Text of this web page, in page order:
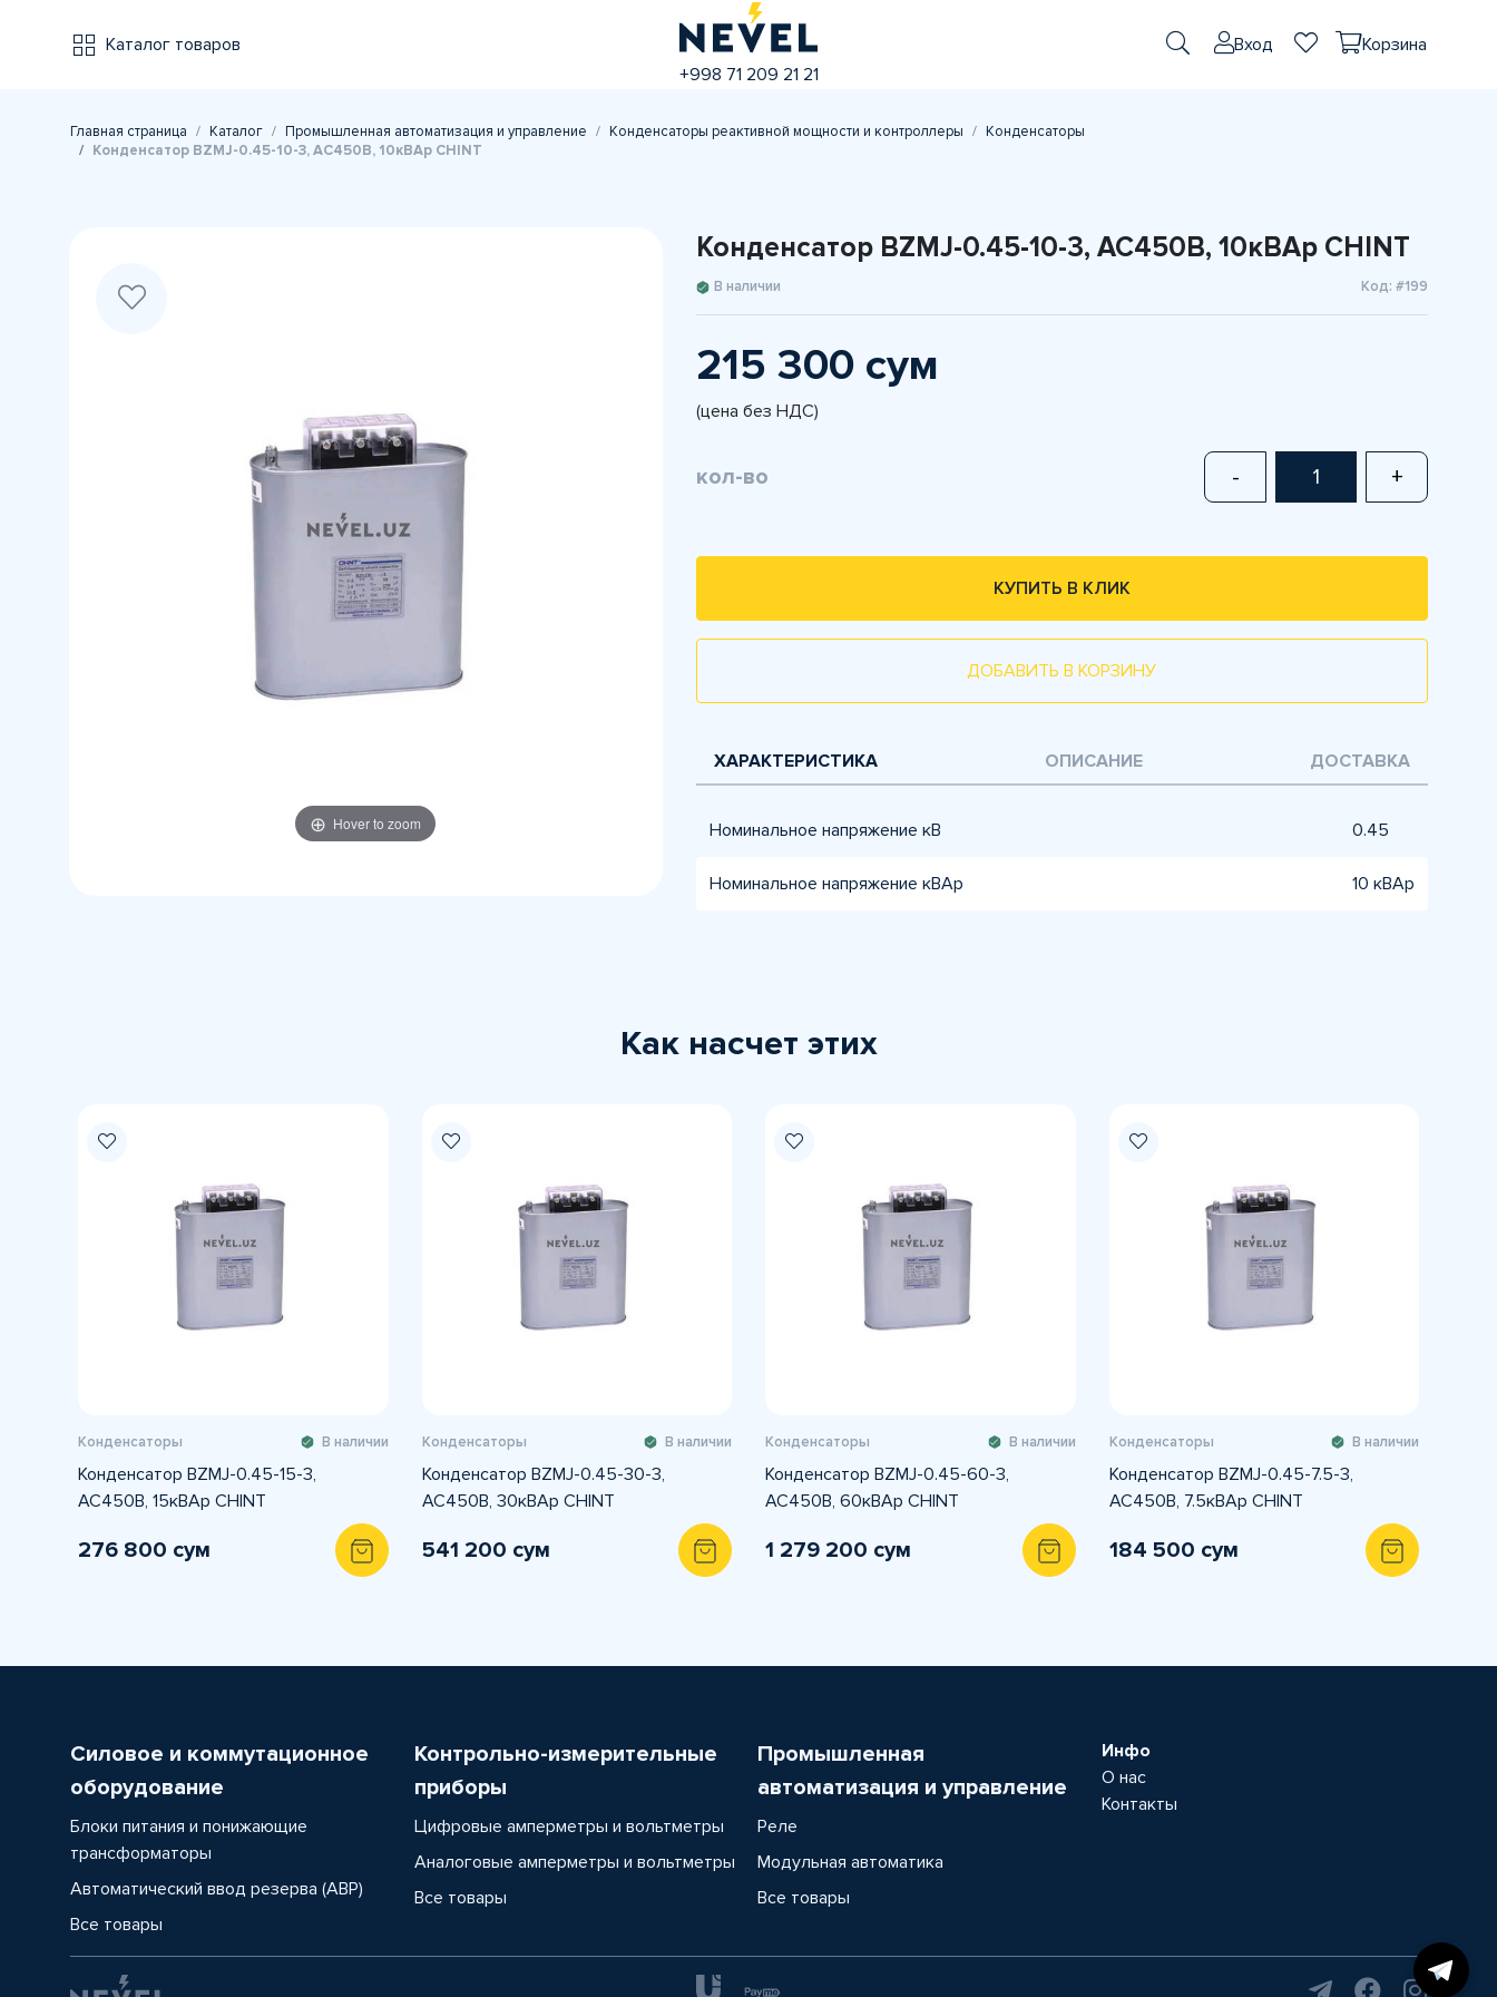
Каталог товаров
+998 71 209 21 21
Вход Корзина
Главная страница Каталог Промышленная автоматизация и управление Конденсаторы реактивной мощности и контроллеры
Конденсаторы
Конденсатор BZMJ-0.45-10-3, АС450В, 10кВАр CHINT
Hover to zoom
Конденсатор BZMJ-0.45-10-3, АС450В, 10кВАр CHINT
В наличии Код: #199
215 300 сум
(цена без НДС)
кол-во - +
КУПИТЬ В КЛИК
ДОБАВИТЬ В КОРЗИНУ
ХАРАКТЕРИСТИКА ОПИСАНИЕ ДОСТАВКА
Номинальное напряжение кВ 0.45
Номинальное напряжение кВАр 10 кВАр
Как насчет этих
Конденсаторы В наличии
Конденсатор BZMJ-0.45-15-3,
АС450В, 15кВАр CHINT
276 800 сум
Конденсаторы В наличии
Конденсатор BZMJ-0.45-30-3,
АС450В, 30кВАр CHINT
541 200 сум
Конденсаторы В наличии
Конденсатор BZMJ-0.45-60-3,
АС450В, 60кВАр CHINT
1 279 200 сум
Конденсаторы В наличии
Конденсатор BZMJ-0.45-7.5-3,
АС450В, 7.5кВАр CHINT
184 500 сум
Силовое и коммутационное
оборудование
Блоки питания и понижающие
трансформаторы
Автоматический ввод резерва (АВР)
Все товары
Контрольно-измерительные
приборы
Цифровые амперметры и вольтметры
Аналоговые амперметры и вольтметры
Все товары
Промышленная
автоматизация и управление
Реле
Модульная автоматика
Все товары
Инфо
О нас
Контакты